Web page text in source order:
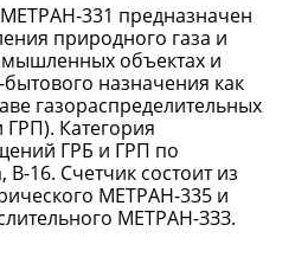
331 предназначен
природного газа и
объектах и
назначения как
газораспределительных
ГРП). Категория
ГРБ и ГРП по
16. Счетчик состоит из
МЕТРАН-335 и
МЕТРАН-ЗЗЗ.